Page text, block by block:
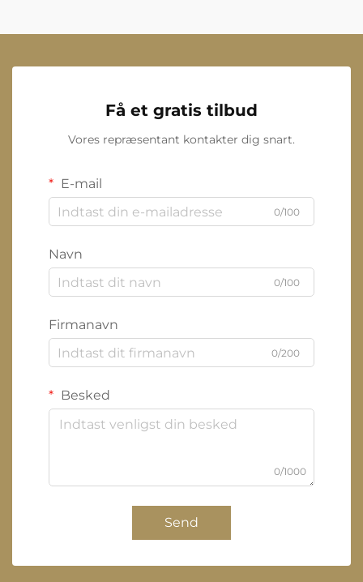
Få et gratis tilbud
Vores repræsentant kontakter dig snart.
E-mail
0/100
Navn
0/100
Firmanavn
0/200
Besked
0/1000
Send